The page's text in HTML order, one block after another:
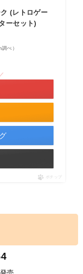
(レトロゲー
ーセット)
べ）
ポチップ